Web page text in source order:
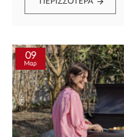
09
Μαρ